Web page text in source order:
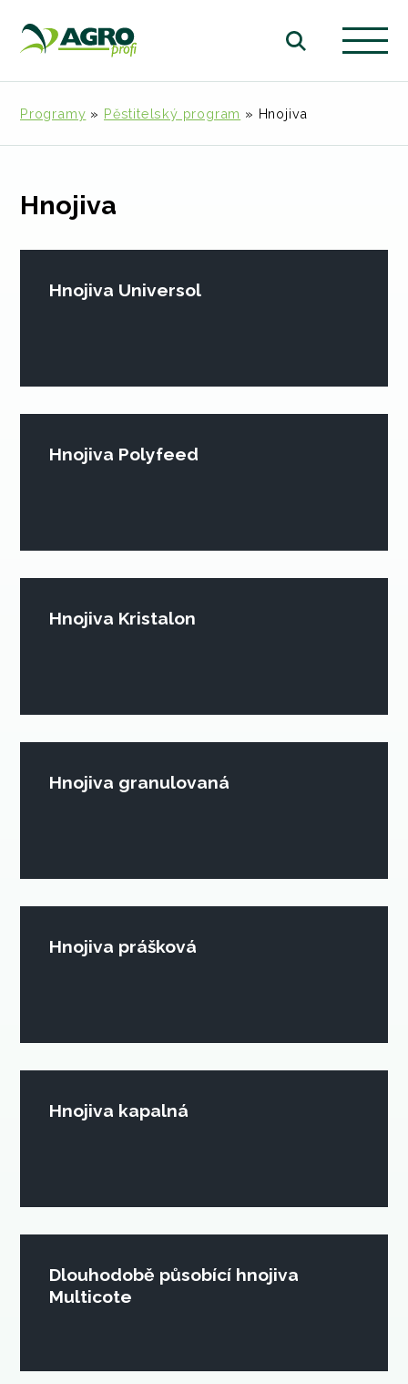
Programy » Pěstitelský program » Hnojiva
Hnojiva
Hnojiva Universol
Hnojiva Polyfeed
Hnojiva Kristalon
Hnojiva granulovaná
Hnojiva prášková
Hnojiva kapalná
Dlouhodobě působící hnojiva
Multicote